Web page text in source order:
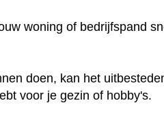
woning of bedrijfspand
doen, kan het
voor je gezin of hobby's.